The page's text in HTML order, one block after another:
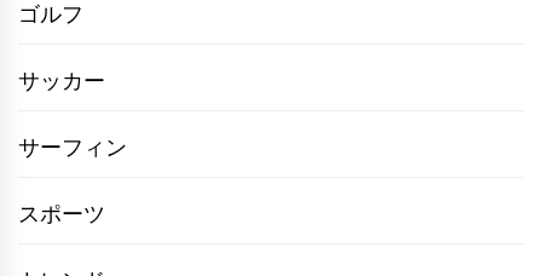
ゴルフ
サッカー
サーフィン
スポーツ